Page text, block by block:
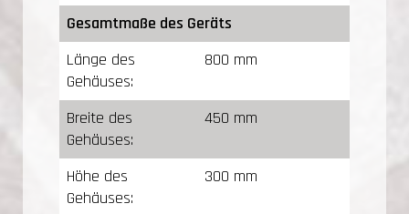
Gesamtmaße des Geräts
Länge des
Gehäuses:
800 mm
Breite des
Gehäuses:
450 mm
Höhe des
Gehäuses:
300 mm